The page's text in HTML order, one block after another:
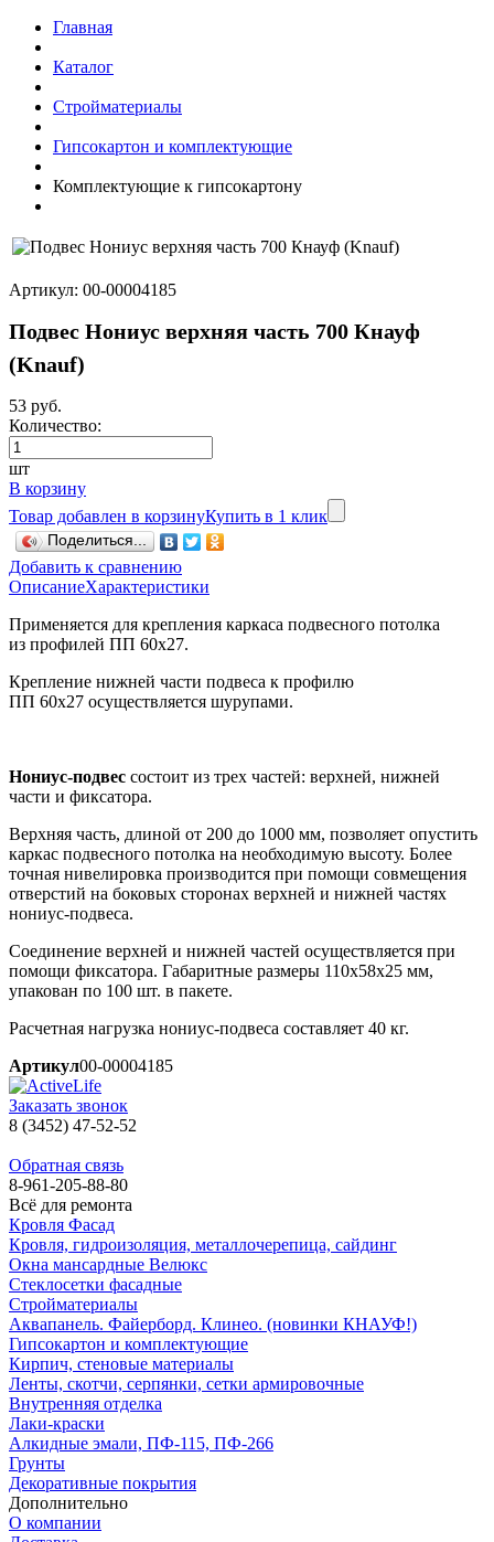
Главная
Каталог
Стройматериалы
Гипсокартон и комплектующие
Комплектующие к гипсокартону
Артикул: 00-00004185
Подвес Нониус верхняя часть 700 Кнауф
(Knauf)
53 руб.
Количество:
шт
В корзину
Товар добавлен в корзинуКупить в 1 клик
Поделиться...
Добавить к сравнению
ОписаниеХарактеристики
Применяется для крепления каркаса подвесного потолка
из профилей ПП 60х27.
Крепление нижней части подвеса к профилю
ПП 60х27 осуществляется шурупами.
Нониус-подвес состоит из трех частей: верхней, нижней
части и фиксатора.
Верхняя часть, длиной от 200 до 1000 мм, позволяет опустить
каркас подвесного потолка на необходимую высоту. Более
точная нивелировка производится при помощи совмещения
отверстий на боковых сторонах верхней и нижней частях
нониус-подвеса.
Соединение верхней и нижней частей осуществляется при
помощи фиксатора. Габаритные размеры 110х58х25 мм,
упакован по 100 шт. в пакете.
Расчетная нагрузка нониус-подвеса составляет 40 кг.
Артикул00-00004185
Заказать звонок
8 (3452) 47-52-52
Обратная связь
8-961-205-88-80
Всё для ремонта
Кровля Фасад
Кровля, гидроизоляция, металлочерепица, сайдинг
Окна мансардные Велюкс
Стеклосетки фасадные
Стройматериалы
Аквапанель. Файерборд. Клинео. (новинки КНАУФ!)
Гипсокартон и комплектующие
Кирпич, стеновые материалы
Ленты, скотчи, серпянки, сетки армировочные
Внутренняя отделка
Лаки-краски
Алкидные эмали, ПФ-115, ПФ-266
Грунты
Декоративные покрытия
Дополнительно
О компании